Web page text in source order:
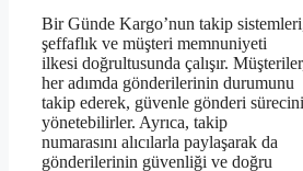
Bir Günde Kargo’nun takip
şeffaflık ve müşteri memnuniyeti
ilkesi doğrultusunda çalışır.
her adımda gönderilerinin durumunu
takip ederek, güvenle gönderi sürecini
yönetebilirler. Ayrıca, takip
numarasını alıcılarla paylaşarak da
gönderilerinin güvenliği ve doğru